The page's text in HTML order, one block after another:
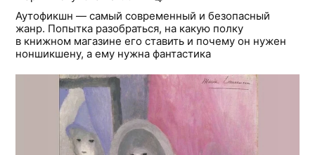
Аутофикшн — самый современный и безопасный
жанр. Попытка разобраться, на какую полку
в книжном магазине его ставить и почему он нужен
ноншикшену, а ему нужна фантастика